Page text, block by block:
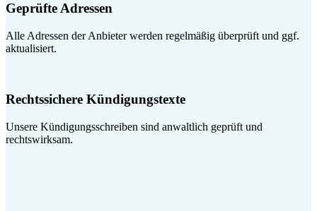
Geprüfte Adressen
Alle Adressen der Anbieter werden regelmäßig überprüft und ggf.
aktualisiert.
Rechtssichere Kündigungstexte
Unsere Kündigungsschreiben sind anwaltlich geprüft und
rechtswirksam.